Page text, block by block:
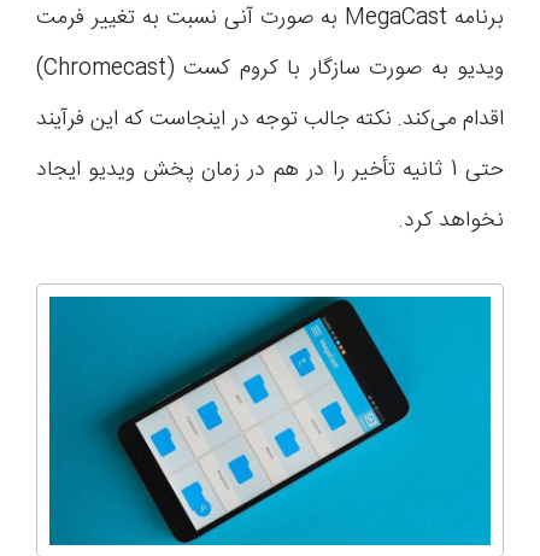
برنامه MegaCast به صورت آنی نسبت به تغییر فرمت
ویدیو به صورت سازگار با کروم کست (Chromecast)
اقدام می‌کند. نکته جالب توجه در اینجاست که این فرآیند
حتی 1 ثانیه تأخیر را در هم در زمان پخش ویدیو ایجاد
نخواهد کرد.